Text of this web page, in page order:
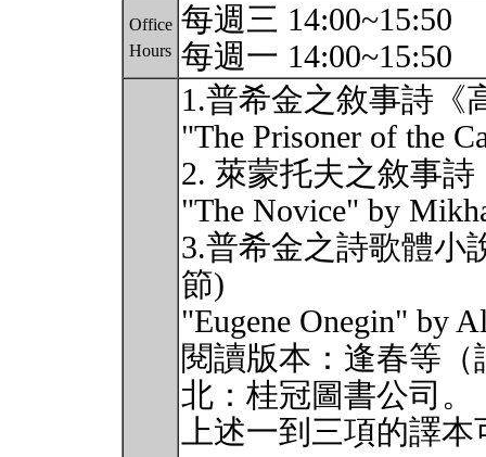
Office
Hours
每週三 14:00~15:50
每週一 14:00~15:50
1.普希金之敘事詩《
"The Prisoner of the
2. 萊蒙托夫之敘事詩
"The Novice" by
3.普希金之詩歌體小
節)
"Eugene Onegin" by
閱讀版本：逢春等
北：桂冠圖書公司。
上述一到三項的譯